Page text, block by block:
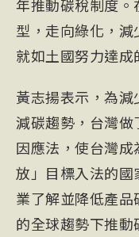
年推動碳稅制度
型，走向綠化，減
就如土國努力達成
黃志揚表示，為
減碳趨勢，台灣
因應法，使台灣
放」目標入法的
業了解並降低產品
的全球趨勢下推